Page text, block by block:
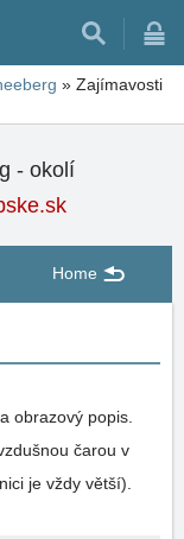
» Zajímavosti
- okolí
Home
obrazový popis.
čarou v
je vždy větší).